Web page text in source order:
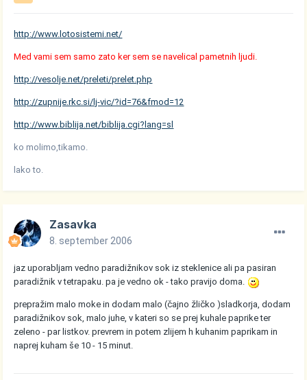
http://www.lotosistemi.net/
Med vami sem samo zato ker sem se navelical pametnih ljudi.
http://vesolje.net/preleti/prelet.php
http://zupnije.rkc.si/lj-vic/?id=76&fmod=12
http://www.biblija.net/biblija.cgi?lang=sl
ko molimo,tikamo.
lako to.
Zasavka
8. september 2006
jaz uporabljam vedno paradižnikov sok iz steklenice ali pa pasiran
paradižnik v tetrapaku. pa je vedno ok - tako pravijo doma.
prepražim malo moke in dodam malo (čajno žličko )sladkorja, dodam
paradižnikov sok, malo juhe, v kateri so se prej kuhale paprike ter
zeleno - par listkov. prevrem in potem zlijem h kuhanim paprikam in
naprej kuham še 10 - 15 minut.